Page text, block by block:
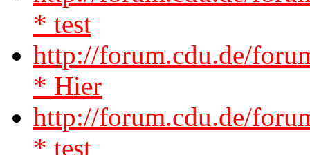
* test
http://forum.cdu.de/
* Hier
http://forum.cdu.de/
* test